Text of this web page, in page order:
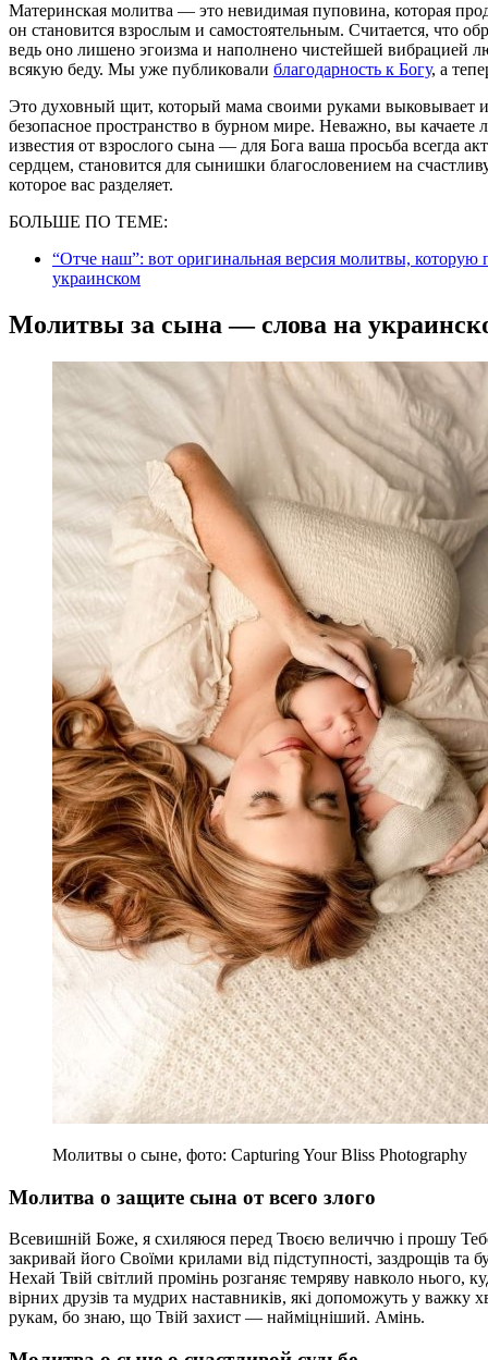
Материнская молитва — это невидимая пуповина, которая продолжает питать и оберегать ребенка даже тогда, когда
он становится взрослым и самостоятельным. Считается, что
ведь оно лишено эгоизма и наполнено чистейшей вибрацией
всякую беду. Мы уже публиковали благодарность к Богу, а
Это духовный щит, который мама своими руками выковывает
безопасное пространство в бурном мире. Неважно, вы
известия от взрослого сына — для Бога ваша просьба всегда
сердцем, становится для сынишки благословением на
которое вас разделяет.
БОЛЬШЕ ПО ТЕМЕ:
“Отче наш”: вот оригинальная версия молитвы,
украинском
Молитвы за сына — слова на
Молитвы о сыне, фото: Capturing Your Bliss Photography
Молитва о защите сына от всего злого
Всевишній Боже, я схиляюся перед Твоєю величчю і прошу
закривай його Своїми крилами від підступності, заздрощів та
Нехай Твій світлий промінь розганяє темряву навколо нього,
вірних друзів та мудрих наставників, які допоможуть у
рукам, бо знаю, що Твій захист — найміцніший. Амінь.